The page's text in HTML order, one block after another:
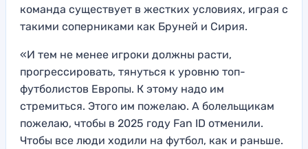
команда существует в жестких условиях, играя с
такими соперниками как Бруней и Сирия.
«И тем не менее игроки должны расти,
прогрессировать, тянуться к уровню топ-
футболистов Европы. К этому надо им
стремиться. Этого им пожелаю. А болельщикам
пожелаю, чтобы в 2025 году Fan ID отменили.
Чтобы все люди ходили на футбол, как и раньше.